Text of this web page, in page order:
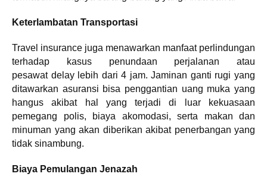
Keterlambatan Transportasi
Travel insurance juga menawarkan manfaat perlindungan
terhadap kasus penundaan perjalanan atau
pesawat delay lebih dari 4 jam. Jaminan ganti rugi yang
ditawarkan asuransi bisa penggantian uang muka yang
hangus akibat hal yang terjadi di luar kekuasaan
pemegang polis, biaya akomodasi, serta makan dan
minuman yang akan diberikan akibat penerbangan yang
tidak sinambung.
Biaya Pemulangan Jenazah